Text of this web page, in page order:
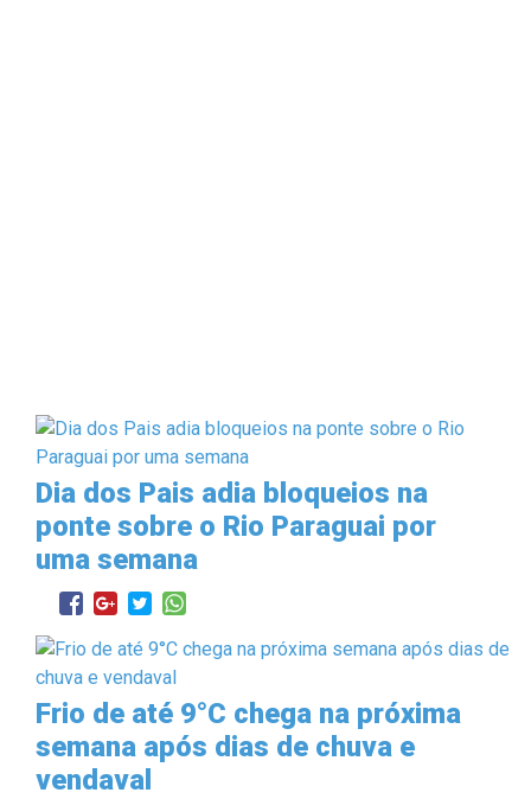
Dia dos Pais adia bloqueios na
ponte sobre o Rio Paraguai por
uma semana
Frio de até 9°C chega na próxima
semana após dias de chuva e
vendaval